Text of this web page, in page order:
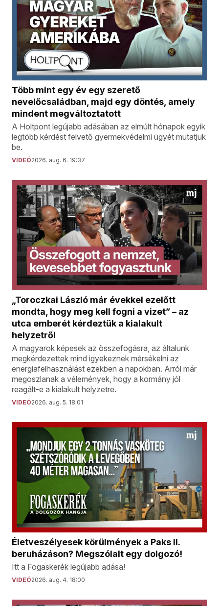
Több mint egy év egy szerető
nevelőcsaládban, majd egy döntés, amely
mindent megváltoztatott
A Holtpont legújabb adásában az elmúlt hónapok egyik
legtöbb kérdést felvető gyermekvédelmi ügyét mutatjuk
be.
VIDEÓ2026. aug. 6. 19:37
„Toroczkai László már évekkel ezelőtt
mondta, hogy meg kell fogni a vizet” – az
utca emberét kérdeztük a kialakult
helyzetről
A magyarok képesek az összefogásra, az általunk
megkérdezettek mind igyekeznek mérsékelni az
energiafelhasználást ezekben a napokban. Arról már
megoszlanak a vélemények, hogy a kormány jól
reagált-e a kialakult helyzetre.
VIDEÓ2026. aug. 5. 18:01
Életveszélyesek körülmények a Paks II.
beruházáson? Megszólalt egy dolgozó!
Itt a Fogaskerék legújabb adása!
VIDEÓ2026. aug. 4. 18:00